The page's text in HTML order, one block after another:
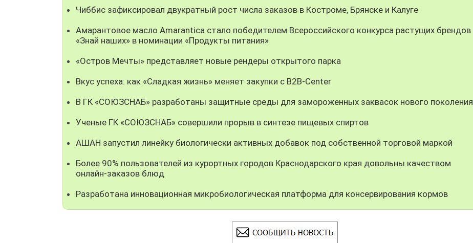
Чиббис зафиксировал двукратный рост числа заказов в Костроме, Брянске и Калуге
Амарантовое масло Amarantica стало победителем Всероссийского конкурса растущих брендов
«Знай наших» в номинации «Продукты питания»
«Остров Мечты» представляет новые рендеры открытого парка
Вкус успеха: как «Сладкая жизнь» меняет закупки с B2B-Center
В ГК «СОЮЗСНАБ» разработаны защитные среды для замороженных заквасок нового поколения
Ученые ГК «СОЮЗСНАБ» совершили прорыв в синтезе пищевых спиртов
АШАН запустил линейку биологически активных добавок под собственной торговой маркой
Более 90% пользователей из курортных городов Краснодарского края довольны качеством
онлайн-заказов блюд
Разработана инновационная микробиологическая платформа для консервирования кормов